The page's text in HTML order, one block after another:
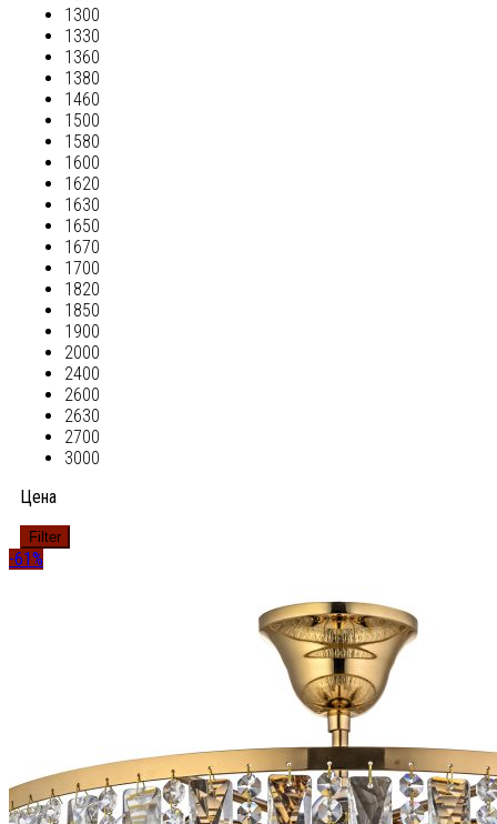
1300
1330
1360
1380
1460
1500
1580
1600
1620
1630
1650
1670
1700
1820
1850
1900
2000
2400
2600
2630
2700
3000
Цена
Filter
-61%